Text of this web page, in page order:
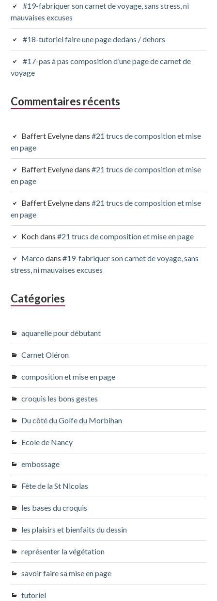
#19-fabriquer son carnet de voyage, sans stress, ni
mauvaises excuses
#18-tutoriel faire une page dedans / dehors
#17-pas à pas composition d’une page de carnet de
voyage
Commentaires récents
Baffert Evelynedans#21 trucs de composition et mise
en page
Baffert Evelynedans#21 trucs de composition et mise
en page
Baffert Evelynedans#21 trucs de composition et mise
en page
Kochdans#21 trucs de composition et mise en page
Marco dans#19-fabriquer son carnet de voyage, sans
stress, ni mauvaises excuses
Catégories
aquarelle pour débutant
Carnet Oléron
composition et mise en page
croquis les bons gestes
Du côté du Golfe du Morbihan
Ecole de Nancy
embossage
Fête de la St Nicolas
les bases du croquis
les plaisirs et bienfaits du dessin
représenter la végétation
savoir faire sa mise en page
tutoriel